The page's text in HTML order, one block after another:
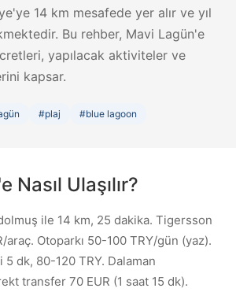
14 km mesafede yer alır ve yıl
Bu rehber, Mavi Lagün'e
yapılacak aktiviteler ve
kapsar.
#plaj #blue lagoon
Nasıl Ulaşılır?
ile 14 km, 25 dakika. Tigersson
araç. Otoparkı 50-100 TRY/gün (yaz).
dk, 80-120 TRY. Dalaman
transfer 70 EUR (1 saat 15 dk).